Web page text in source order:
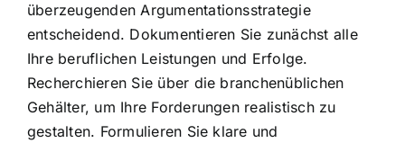
überzeugenden Argumentationsstrategie
entscheidend. Dokumentieren Sie zunächst alle
Ihre beruflichen Leistungen und Erfolge.
Recherchieren Sie über die branchenüblichen
Gehälter, um Ihre Forderungen realistisch zu
gestalten. Formulieren Sie klare und